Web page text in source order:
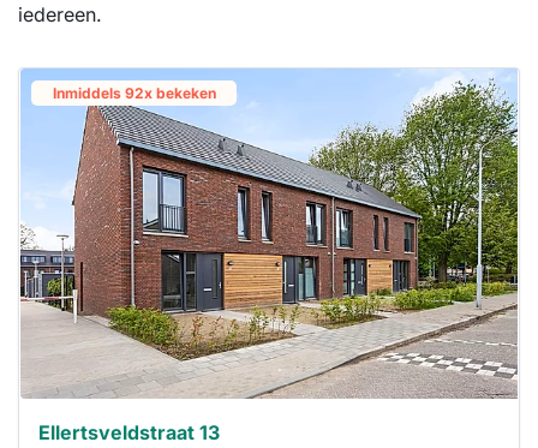
iedereen.
Inmiddels 92x bekeken
Ellertsveldstraat 13